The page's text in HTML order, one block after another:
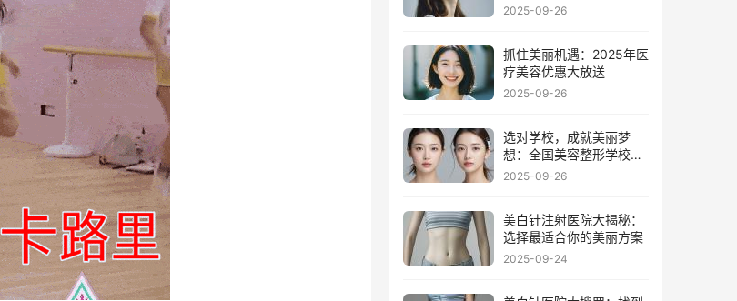
2025-09-26
抓住美丽机遇：2025年医
疗美容优惠大放送
2025-09-26
选对学校，成就美丽梦
想：全国美容整形学校大
比拼
2025-09-26
美白针注射医院大揭秘：
选择最适合你的美丽方案
2025-09-24